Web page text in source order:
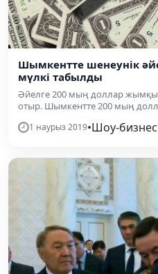
Шымкентте шенеунік
мүлкі табылды
Әйелге 200 мың доллар
отыр. Шымкентте 200 мың
1 наурыз 2019•Шоу-бизнес